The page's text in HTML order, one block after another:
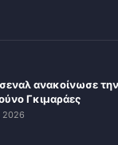
ανακοίνωσε
Γκιμαράες
2026